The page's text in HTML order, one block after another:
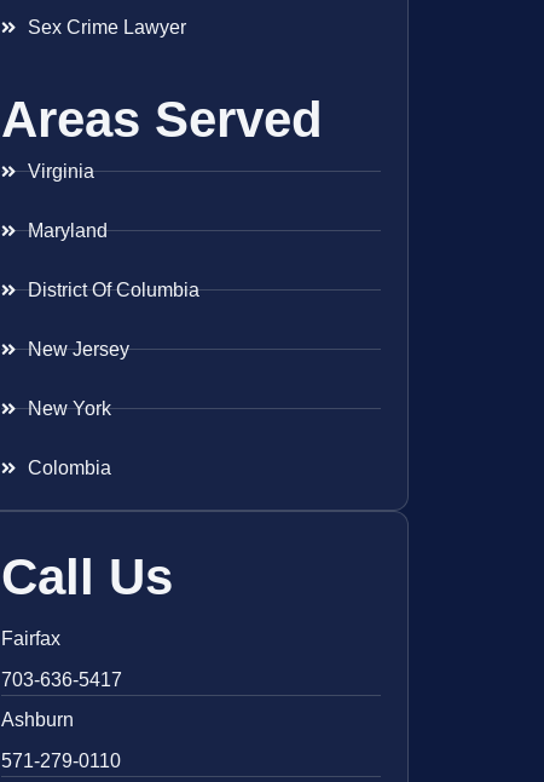
Sex Crime Lawyer
Areas Served
Virginia
Maryland
District Of Columbia
New Jersey
New York
Colombia
Call Us
Fairfax
703-636-5417
Ashburn
571-279-0110